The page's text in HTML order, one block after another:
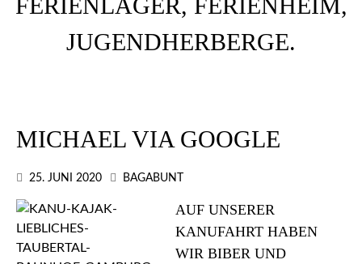
MICHAEL VIA GOOGLE
25. JUNI 2020 BAGABUNT
AUF UNSERER
KANUFAHRT HABEN
WIR BIBER UND